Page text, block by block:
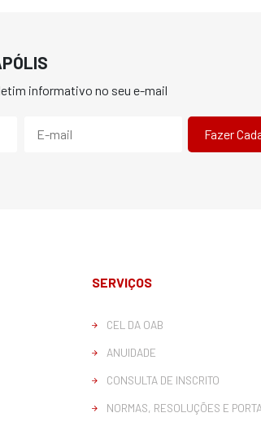
informativo no seu e-mail
SERVIÇOS
CEL DA OAB
ANUIDADE
CONSULTA DE INSCRITO
NORMAS, RESOLUÇÕES E